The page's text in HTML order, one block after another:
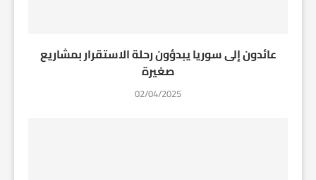
عائدون إلى سوريا يبدؤون رحلة الاستقرار بمشاريع
صغيرة
02/04/2025